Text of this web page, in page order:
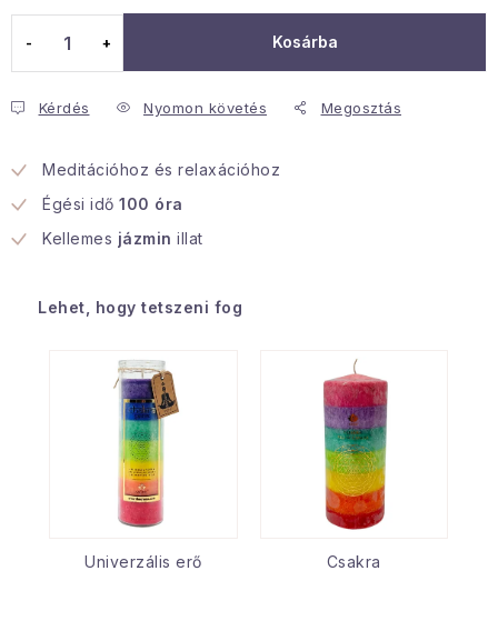
Hogyan kell panaszkodni / visszaadni az áruka
Érintkezés
Rólunk
Kosárba
Kérdés Nyomon követés Megosztás
Meditációhoz és relaxációhoz
Égési idő 100 óra
Kellemes jázmin illat
Lehet, hogy tetszeni fog
Univerzális erő Csakra